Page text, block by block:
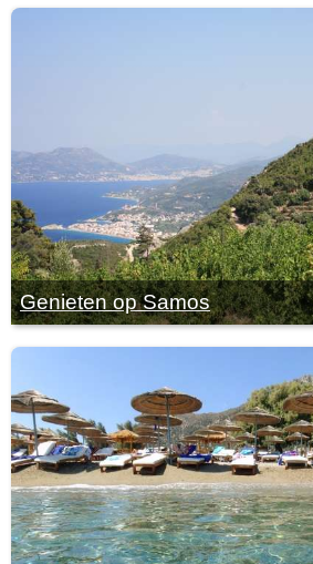
Genieten op Samos